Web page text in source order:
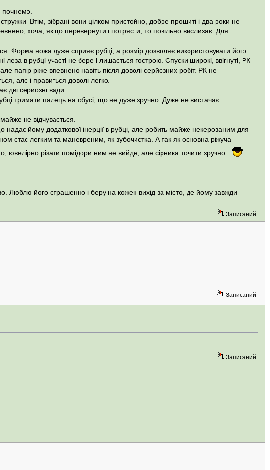
почнемо.
Втім, зібрані вони цілком пристойно, добре прошиті і два роки не
хоча, якщо перевернути і потрясти, то повільно вислизає. Для
Форма ножа дуже сприяє рубці, а розмір дозволяє використовувати його
в рубці участі не бере і лишається гострою. Спуски широкі, ввігнуті, РК
папір ріже впевнено навіть після доволі серйозних робіт. РК не
але і правиться доволі легко.
дві серйозні вади:
тримати палець на обусі, що не дуже зручно. Дуже не вистачає
не відчувається.
йому додаткової інерції в рубці, але робить майже некерованим для
стає легким та маневреним, як зубочистка. А так як основна ріжуча
ювелірно різати помідори ним не вийде, але сірника точити зручно
Люблю його страшенно і беру на кожен вихід за місто, де йому завжди
Записаний
Записаний
Записаний